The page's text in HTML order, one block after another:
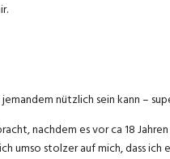
nützlich sein kann –
nachdem es vor ca 18
umso stolzer auf mich, dass ich